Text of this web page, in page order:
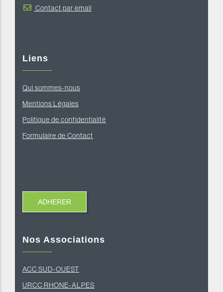
Contact par email
Liens
Qui sommes-nous
Mentions Légales
Politique de confidentialité
Formulaire de Contact
Nos Associations
ACC SUD-OUEST
URCC RHONE-ALPES